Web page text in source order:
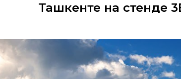
Ташкенте на стенде